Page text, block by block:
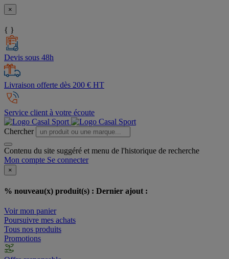
×
{ }
Devis sous 48h
Livraison offerte dès 200 € HT
Service client à votre écoute
Chercher
Contenu du site suggéré et menu de l'historique de recherche
Mon compte Se connecter
×
% nouveau(x) produit(s) : Dernier ajout :
Voir mon panier
Poursuivre mes achats
Tous nos produits
Promotions